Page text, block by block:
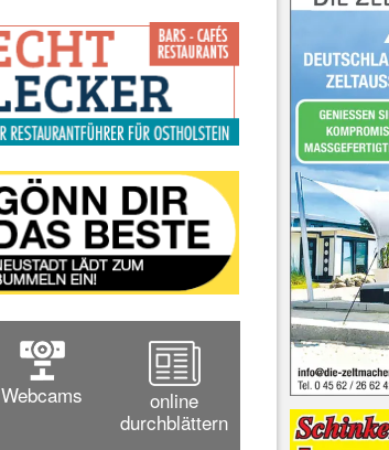
Webcams
online
durchblättern